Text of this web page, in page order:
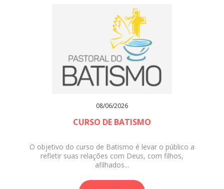
08/06/2026
CURSO DE BATISMO
O objetivo do curso de Batismo é levar o público a
refletir suas relações com Deus, com filhos,
afilhados...